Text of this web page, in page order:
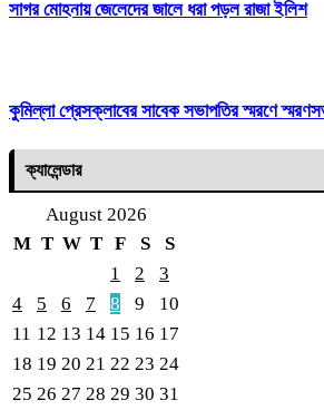
সাগর মোহনায় জেলেদের জালে ধরা পড়ল রাজা ইলিশ
কুমিল্লা প্রেসক্লাবের সাবেক সভাপতির স্মরণে
ক্যালেন্ডার
August 2026
M T W T F S
S
1
2
3
4
5 6 7 8 9
10
11 12 13 14 15 16 17
18 19 20 21 22 23 24
25 26 27 28 29 30 31